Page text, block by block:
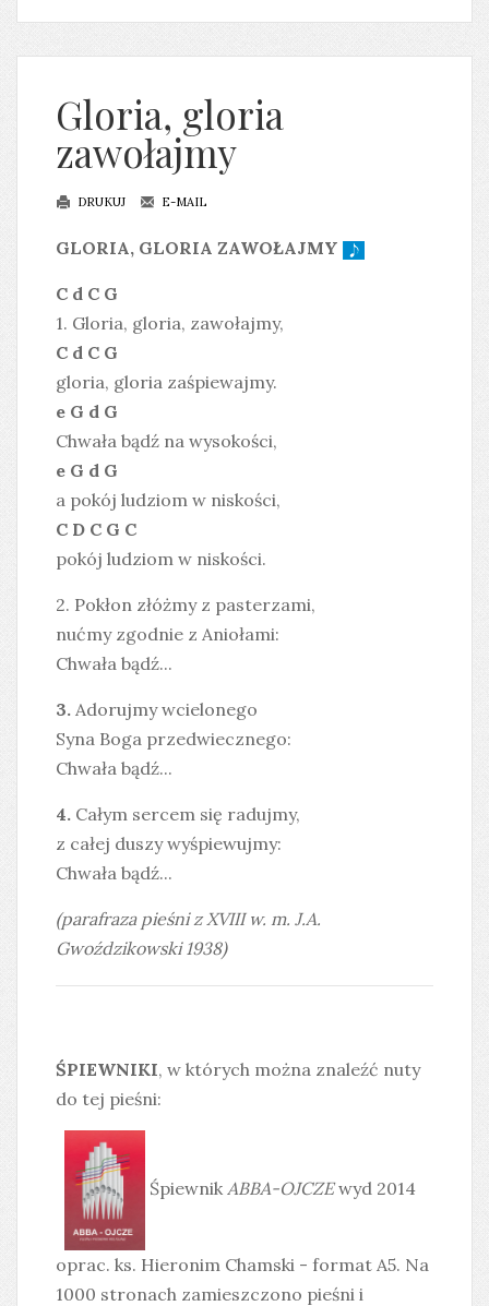
Gloria, gloria
zawołajmy
DRUKUJ E-MAIL
GLORIA, GLORIA ZAWOŁAJMY
C d C G
1. Gloria, gloria, zawołajmy,
C d C G
gloria, gloria zaśpiewajmy.
e G d G
Chwała bądź na wysokości,
e G d G
a pokój ludziom w niskości,
C D C G C
pokój ludziom w niskości.
2. Pokłon złóżmy z pasterzami,
nućmy zgodnie z Aniołami:
Chwała bądź...
3. Adorujmy wcielonego
Syna Boga przedwiecznego:
Chwała bądź...
4. Całym sercem się radujmy,
z całej duszy wyśpiewujmy:
Chwała bądź...
(parafraza pieśni z XVIII w. m. J.A.
Gwoździkowski 1938)
ŚPIEWNIKI, w których można znaleźć nuty
do tej pieśni:
Śpiewnik ABBA-OJCZEwyd 2014
oprac. ks. Hieronim Chamski - format A5. Na
1000 stronach zamieszczono pieśni i